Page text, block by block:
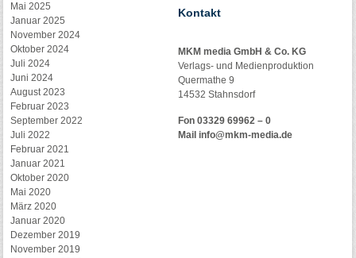
Mai 2025
Januar 2025
November 2024
Oktober 2024
Juli 2024
Juni 2024
August 2023
Februar 2023
September 2022
Juli 2022
Februar 2021
Januar 2021
Oktober 2020
Mai 2020
März 2020
Januar 2020
Dezember 2019
November 2019
Kontakt
MKM media GmbH & Co. KG
Verlags- und Medienproduktion
Quermathe 9
14532 Stahnsdorf
Fon 03329 69962 – 0
Mail info@mkm-media.de